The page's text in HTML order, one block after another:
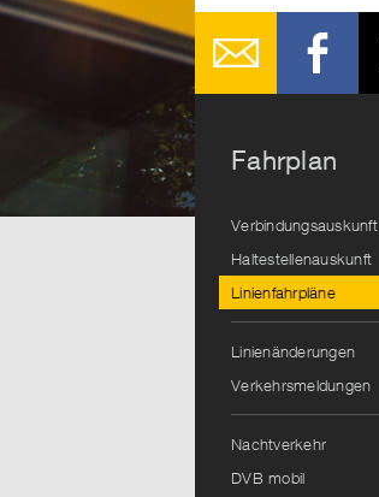
Fahrplan
Verbindungsauskunft
Haltestellenauskunft
Linienfahrpläne
Linienänderungen
Verkehrsmeldungen
Nachtverkehr
DVB mobil